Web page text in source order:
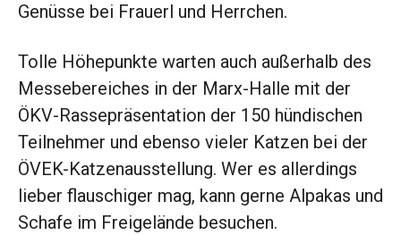
Genüsse bei Frauerl und ­Herrchen.
Tolle Höhepunkte warten auch außerhalb des
Messebereiches in der Marx-Halle mit der
ÖKV-Rassepräsentation der 150 hündischen
Teilnehmer und ebenso vieler Katzen bei der
ÖVEK-Katzenausstellung. Wer es allerdings
lieber flauschiger mag, kann gerne Alpakas und
Schafe im Frei­gelände besuchen.